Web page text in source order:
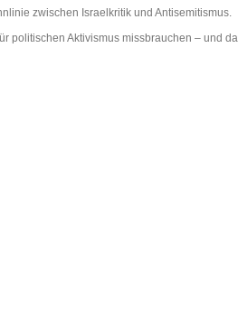
zwischen Israelkritik und Antisemitismus.
politischen Aktivismus missbrauchen – und